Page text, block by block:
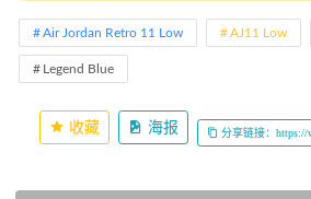
Air Jordan Retro 11 Low AJ11 Low
Legend Blue
收藏 海报 分享链接：https://